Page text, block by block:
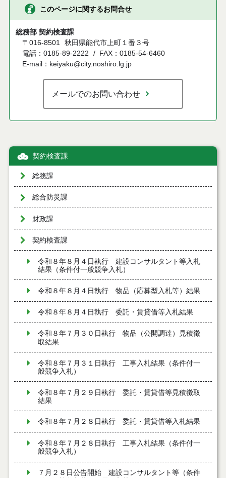
このページに関するお問合せ
総務部 契約検査課
〒016-8501 秋田県能代市上町１番３号
電話：0185-89-2222
FAX：0185-54-6460
E-mail：keiyaku@city.noshiro.lg.jp
メールでのお問い合わせ
契約検査課
総務課
総合防災課
財政課
契約検査課
令和８年８月４日執行 建設コンサルタント等入札
結果（条件付一般競争入札）
令和８年８月４日執行 物品（応募型入札等）結果
令和８年８月４日執行 委託・賃貸借等入札結果
令和８年７月３０日執行 物品（公開調達）見積徴
取結果
令和８年７月３１日執行 工事入札結果（条件付一
般競争入札）
令和８年７月２９日執行 委託・賃貸借等見積徴取
結果
令和８年７月２８日執行 委託・賃貸借等入札結果
令和８年７月２８日執行 工事入札結果（条件付一
般競争入札）
７月２８日公告開始 建設コンサルタント等（条件